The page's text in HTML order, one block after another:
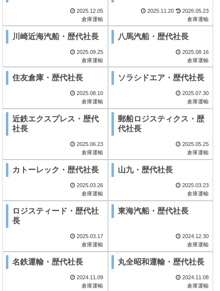
2025.12.05
倉庫運輸
2025.11.20
2026.05.23
倉庫運輸
川崎近海汽船・歴代社長
2025.09.25
倉庫運輸
八馬汽船・歴代社長
2025.08.16
倉庫運輸
住友倉庫・歴代社長
2025.08.10
倉庫運輸
ソラシドエア・歴代社長
2025.07.30
倉庫運輸
近鉄エクスプレス・歴代
社長
2025.06.23
倉庫運輸
郵船ロジスティクス・歴
代社長
2025.05.25
倉庫運輸
カトーレック・歴代社長
2025.03.26
倉庫運輸
山九・歴代社長
2025.03.23
倉庫運輸
ロジスティード・歴代社
長
2025.03.17
倉庫運輸
東海汽船・歴代社長
2024.12.30
倉庫運輸
名鉄運輸・歴代社長
2024.11.09
倉庫運輸
丸全昭和運輸・歴代社長
2024.11.08
倉庫運輸